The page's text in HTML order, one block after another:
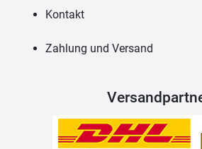
Kontakt
Zahlung und Versand